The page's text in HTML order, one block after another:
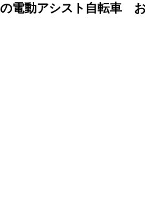
電動アシスト自転車